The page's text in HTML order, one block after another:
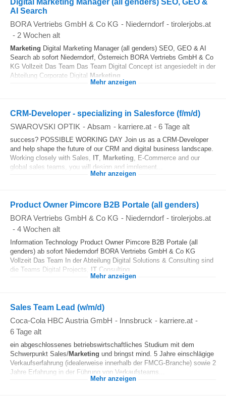
Digital Marketing Manager (all genders) SEO, GEO &
AI Search
BORA Vertriebs GmbH & Co KG - Niederndorf - tirolerjobs.at
- 2 Wochen alt
Marketing Digital Marketing Manager (all genders) SEO, GEO & AI
Search ab sofort Niederndorf, Österreich BORA Vertriebs GmbH & Co
KG Vollzeit Das Team Das Team Digital Concept ist angesiedelt in der
Abteilung Corporate Digital Marketing
Mehr anzeigen
CRM-Developer - specializing in Salesforce (f/m/d)
SWAROVSKI OPTIK - Absam - karriere.at - 6 Tage alt
success? POSSIBLE WORKING DAY Join us as a CRM-Developer
and help shape the future of our CRM and digital business landscape.
Working closely with Sales, IT, Marketing, E-Commerce and our
global sales teams, you will design and implement...
Mehr anzeigen
Product Owner Pimcore B2B Portale (all genders)
BORA Vertriebs GmbH & Co KG - Niederndorf - tirolerjobs.at
- 4 Wochen alt
Information Technology Product Owner Pimcore B2B Portale (all
genders) ab sofort Niederndorf BORA Vertriebs GmbH & Co KG
Vollzeit Das Team In der Abteilung Digital Solutions & Consulting sind
die Teams Digital Projects, IT Consulting...
Mehr anzeigen
Sales Team Lead (w/m/d)
Coca-Cola HBC Austria GmbH - Innsbruck - karriere.at -
6 Tage alt
ein abgeschlossenes betriebswirtschaftliches Studium mit dem
Schwerpunkt Sales/Marketing und bringst mind. 5 Jahre einschlägige
Verkaufserfahrung (idealerweise innerhalb der FMCG-Branche) sowie 2
Jahre Erfahrung in der Führung von Verkaufsteams...
Mehr anzeigen